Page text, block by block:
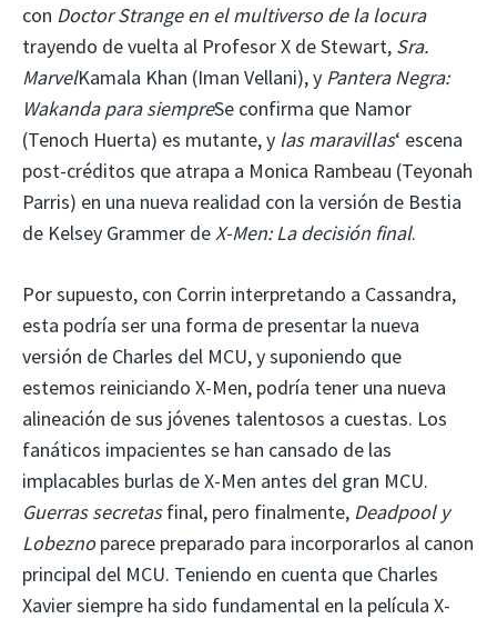
con Doctor Strange en el multiverso de la locura
trayendo de vuelta al Profesor X de Stewart, Sra.
MarvelKamala Khan (Iman Vellani), y Pantera Negra:
Wakanda para siempreSe confirma que Namor
(Tenoch Huerta) es mutante, y las maravillas‘ escena
post-créditos que atrapa a Monica Rambeau (Teyonah
Parris) en una nueva realidad con la versión de Bestia
de Kelsey Grammer deX-Men: La decisión final.
Por supuesto, con Corrin interpretando a Cassandra,
esta podría ser una forma de presentar la nueva
versión de Charles del MCU, y suponiendo que
estemos reiniciando X-Men, podría tener una nueva
alineación de sus jóvenes talentosos a cuestas. Los
fanáticos impacientes se han cansado de las
implacables burlas de X-Men antes del gran MCU.
Guerras secretasfinal, pero finalmente, Deadpool y
Lobeznoparece preparado para incorporarlos al canon
principal del MCU. Teniendo en cuenta que Charles
Xavier siempre ha sido fundamental en la película X-